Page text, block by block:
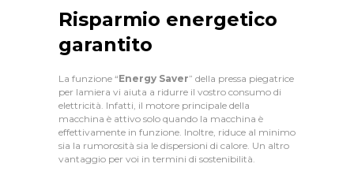
Risparmio energetico
garantito
La funzione “Energy Saver” della pressa piegatrice
per lamiera vi aiuta a ridurre il vostro consumo di
elettricità. Infatti, il motore principale della
macchina è attivo solo quando la macchina è
effettivamente in funzione. Inoltre, riduce al minimo
sia la rumorosità sia le dispersioni di calore. Un altro
vantaggio per voi in termini di sostenibilità.